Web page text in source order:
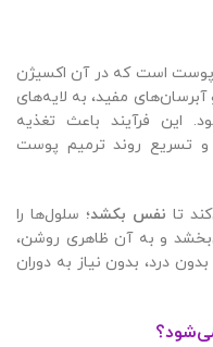
پوست است که در آن اکسیژن
مفید، به لایه‌های
این فرآیند باعث تغذیه
و تسریع روند ترمیم پوست
تا نفس بکشد؛ سلول‌ها را
و به آن ظاهری روشن،
درد، بدون نیاز به دوران